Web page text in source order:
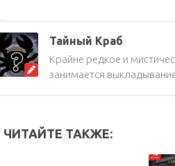
Тайный Краб
Крайне редкое и
занимается
ЧИТАЙТЕ ТАКЖЕ: